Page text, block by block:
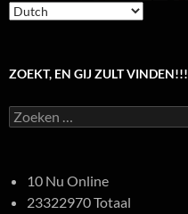
ZOEKT, EN GIJ ZULT VINDEN!!!
Zoeken
naar:
10 Nu Online
23322970 Totaal